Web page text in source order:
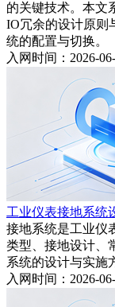
的关键技术。本文
IO冗余的设计原则
统的配置与切换。
入网时间：2026-
工业仪表接地系统
接地系统是工业仪
类型、接地设计、
系统的设计与实施
入网时间：2026-